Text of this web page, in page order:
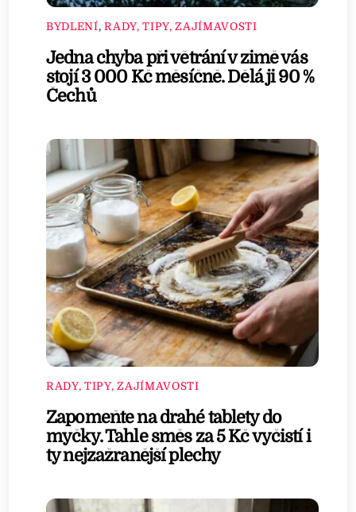
BYDLENÍ,RADY, TIPY, ZAJÍMAVOSTI
Jedna chyba při větrání v zimě vás
stojí 3 000 Kč měsíčně. Dělá ji 90 %
Čechů
RADY, TIPY, ZAJÍMAVOSTI
Zapomeňte na drahé tablety do
myčky. Tahle směs za 5 Kč vyčistí i
ty nejzažranější plechy